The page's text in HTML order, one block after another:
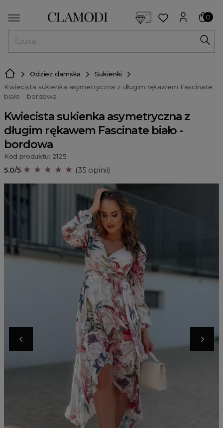
0
Odzież damska
Sukienki
Kwiecista sukienka asymetryczna z długim rękawem Fascinate
biało - bordowa
Kwiecista sukienka asymetryczna z
długim rękawem Fascinate biało -
bordowa
Kod produktu: 2125
5.0/5 ★ ★ ★ ★ ★ (35 opinii)